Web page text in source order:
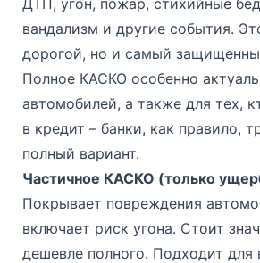
вандализм и другие события.
дорогой, но и самый
Полное КАСКО особенно
автомобилей, а также для тех,
в кредит – банки, как правило,
полный вариант.
Частичное КАСКО (только
Покрывает повреждения
включает риск угона. Стоит
дешевле полного. Подходит для